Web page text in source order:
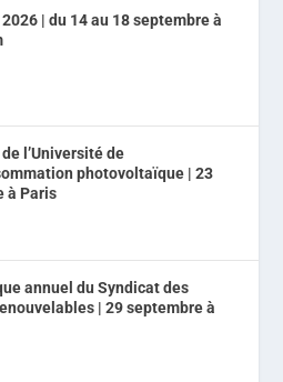
2026 | du 14 au 18 septembre à
l’Université de
photovoltaïque | 23
à Paris
annuel du Syndicat des
| 29 septembre à